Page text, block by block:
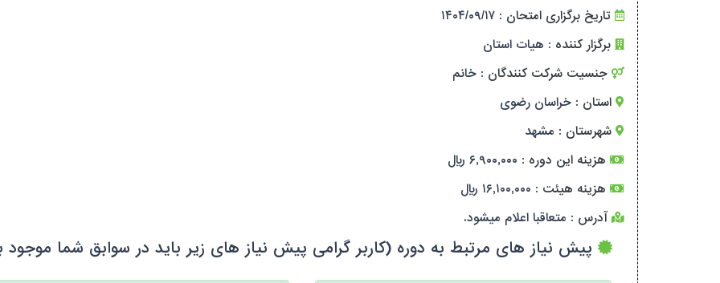
تاریخ برگزاری امتحان : ۱۴۰۴/۰۹/۱۷
برگزار کننده : هیات استان
جنسیت شرکت کنندگان : خانم
استان : خراسان رضوی
شهرستان : مشهد
هزینه این دوره : ۶,۹۰۰,۰۰۰ ریال
هزینه هیئت : ۱۶,۱۰۰,۰۰۰ ریال
آدرس : متعاقبا اعلام میشود.
پیش نیاز های مرتبط به دوره (کاربر گرامی پیش نیاز های زیر باید در سوابق شما موجود